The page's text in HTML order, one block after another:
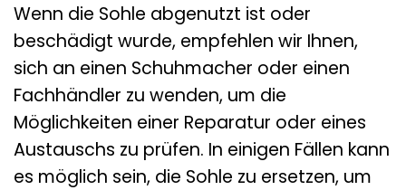
Wenn die Sohle abgenutzt ist oder
beschädigt wurde, empfehlen wir Ihnen,
sich an einen Schuhmacher oder einen
Fachhändler zu wenden, um die
Möglichkeiten einer Reparatur oder eines
Austauschs zu prüfen. In einigen Fällen kann
es möglich sein, die Sohle zu ersetzen, um